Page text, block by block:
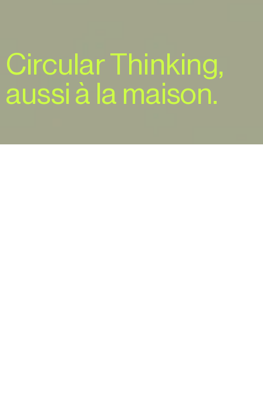
CircularThinking,
aussi à la maison.